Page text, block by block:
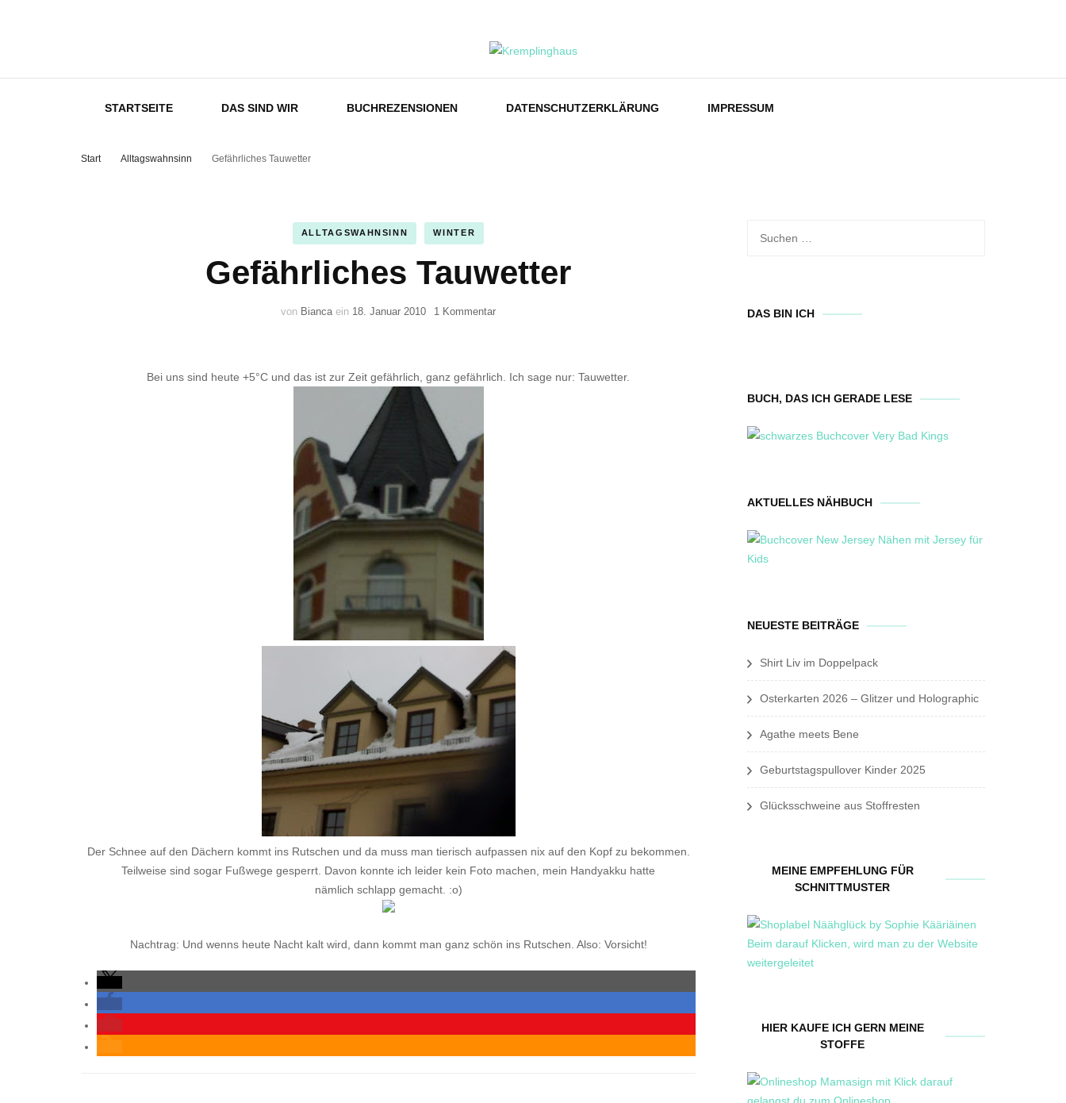
Kremplinghaus
STARTSEITE DAS SIND WIR BUCHREZENSIONEN DATENSCHUTZERKLÄRUNG IMPRESSUM
Start Alltagswahnsinn Gefährliches Tauwetter
ALLTAGSWAHNSINN WINTER
Gefährliches Tauwetter
von Bianca ein 18. Januar 2010 1 Kommentarzu
Bei uns sind heute +5°C und das ist zur Zeit gefährlich, ganz gefährlich. Ich sage nur: Tauwetter.
Der Schnee auf den Dächern kommt ins Rutschen und da muss man tierisch aufpassen nix auf den Kopf zu bekommen.
Teilweise sind sogar Fußwege gesperrt. Davon konnte ich leider kein Foto machen, mein Handyakku hatte
nämlich schlapp gemacht. :o)
Nachtrag: Und wenns heute Nacht kalt wird, dann kommt man ganz schön ins Rutschen. Also: Vorsicht!
Suchen
DAS BIN ICH
BUCH, DAS ICH GERADE LESE
AKTUELLES NÄHBUCH
NEUESTE BEITRÄGE
Shirt Liv im Doppelpack
Osterkarten 2026 – Glitzer und Holographic
Agathe meets Bene
Geburtstagspullover Kinder 2025
Glücksschweine aus Stoffresten
MEINE EMPFEHLUNG FÜR
SCHNITTMUSTER
HIER KAUFE ICH GERN MEINE
STOFFE